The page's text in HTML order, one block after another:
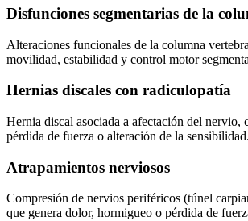
Disfunciones segmentarias de la
Alteraciones funcionales de la columna
movilidad, estabilidad y control motor
Hernias discales con radiculopatía
Hernia discal asociada a afectación del nervio,
pérdida de fuerza o alteración de la sensibilidad.
Atrapamientos nerviosos
Compresión de nervios periféricos (túnel
que genera dolor, hormigueo o pérdida de